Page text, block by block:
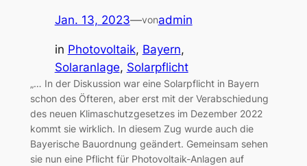
Jan. 13, 2023—vonadmin
in Photovoltaik, Bayern
Solaranlage, Solarpflicht
„… In der Diskussion war eine Solarpflicht in Bayern
schon des Öfteren, aber erst mit der Verabschiedung
des neuen Klimaschutzgesetzes im Dezember 2022
kommt sie wirklich. In diesem Zug wurde auch die
Bayerische Bauordnung geändert. Gemeinsam sehen
sie nun eine Pflicht für Photovoltaik-Anlagen auf